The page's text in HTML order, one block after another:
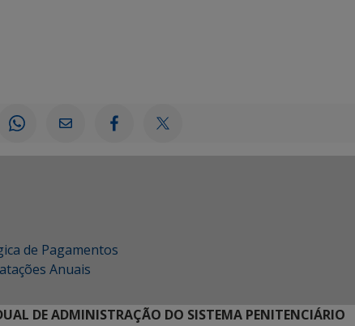
de Pagamentos
Anuais
DE ADMINISTRAÇÃO DO SISTEMA PENITENCIÁRIO